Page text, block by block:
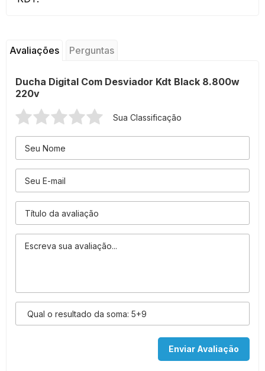
Avaliações Perguntas
Ducha Digital Com Desviador Kdt Black 8.800w
220v
Sua Classificação